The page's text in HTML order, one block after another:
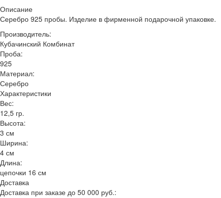
Описание
Серебро 925 пробы. Изделие в фирменной подарочной упаковке.
Производитель:
Кубачинский Комбинат
Проба:
925
Материал:
Серебро
Характеристики
Вес:
12,5 гр.
Высота:
3 см
Ширина:
4 см
Длина:
цепочки 16 см
Доставка
Доставка при заказе до 50 000 руб.: